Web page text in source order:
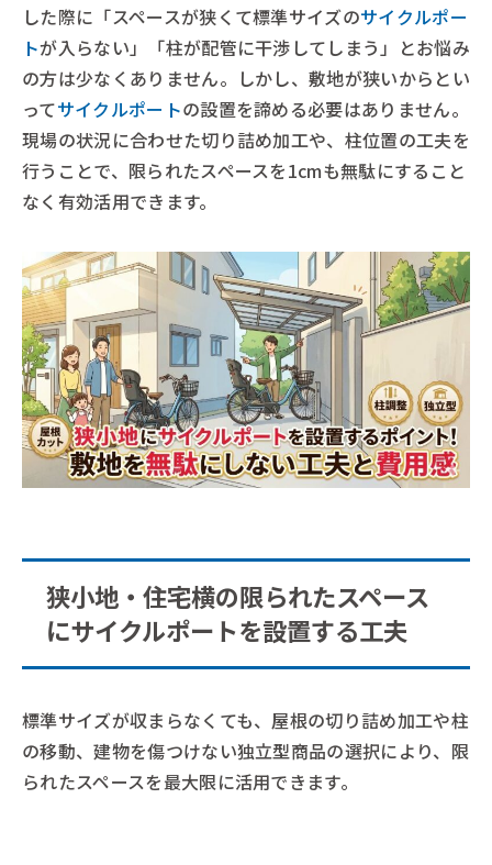
した際に「スペースが狭くて標準サイズのサイクルポー
トが入らない」「柱が配管に干渉してしまう」とお悩み
の方は少なくありません。しかし、敷地が狭いからとい
ってサイクルポートの設置を諦める必要はありません。
現場の状況に合わせた切り詰め加工や、柱位置の工夫を
行うことで、限られたスペースを1cmも無駄にすること
なく有効活用できます。
狭小地・住宅横の限られたスペース
にサイクルポートを設置する工夫
標準サイズが収まらなくても、屋根の切り詰め加工や柱
の移動、建物を傷つけない独立型商品の選択により、限
られたスペースを最大限に活用できます。